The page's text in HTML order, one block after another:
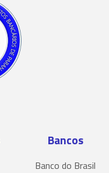
Bancos
Banco do Brasil